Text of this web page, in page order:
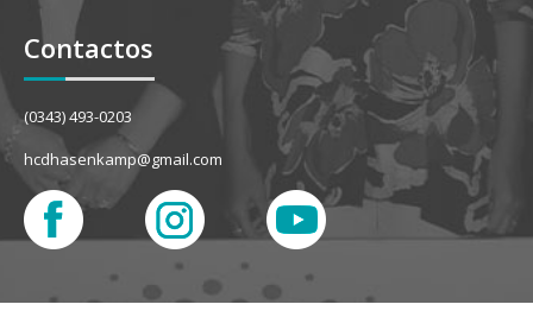
Contactos
(0343) 493-0203
hcdhasenkamp@gmail.com